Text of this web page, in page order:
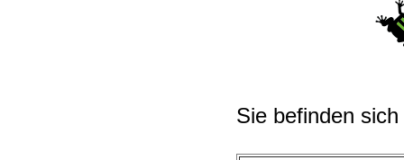
Sie befinden